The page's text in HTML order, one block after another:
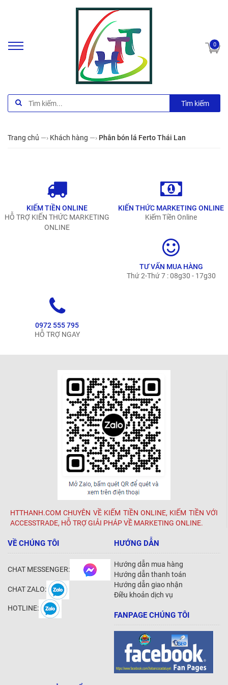
0
Tìm kiếm
Trang chủ —› Khách hàng —› Phân bón lá Ferto Thái Lan
KIẾM TIỀN ONLINE
HỖ TRỢ KIẾN THỨC MARKETING
ONLINE
KIẾN THỨC MARKETING ONLINE
Kiếm Tiền Online
TƯ VẤN MUA HÀNG
Thứ 2-Thứ 7 : 08g30 - 17g30
0972 555 795
HỖ TRỢ NGAY
HTTHANH.COM CHUYÊN VỀ KIẾM TIỀN ONLINE, KIẾM TIỀN VỚI
ACCESSTRADE, HỖ TRỢ GIẢI PHÁP VỀ MARKETING ONLINE.
VỀ CHÚNG TÔI
CHAT MESSENGER:
CHAT ZALO:
HOTLINE:
HƯỚNG DẪN
Hướng dẫn mua hàng
Hướng dẫn thanh toán
Hướng dẫn giao nhận
Điều khoản dịch vụ
FANPAGE CHÚNG TÔI